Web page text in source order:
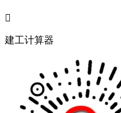

建工计算器